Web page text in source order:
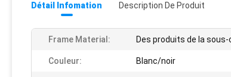
Détail Infomation Description De Produit
Frame Material: Des produits de la
Couleur: Blanc/noir